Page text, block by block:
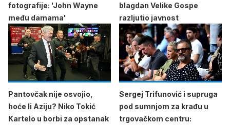
fotografije: 'John Wayne
među damama'
blagdan Velike Gospe
razljutio javnost
Pantovčak nije osvojio,
hoće li Aziju? Niko Tokić
Kartelo u borbi za opstanak
Sergej Trifunović i supruga
pod sumnjom za krađu u
trgovačkom centru: